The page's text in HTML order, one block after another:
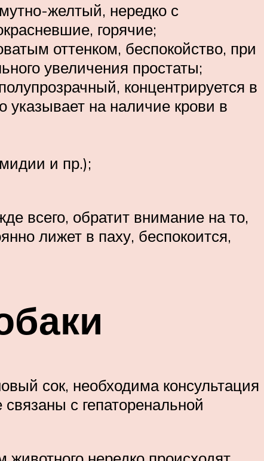
желтый, нередко с
горячие;
оттенком, беспокойство, при
увеличения простаты;
концентрируется в
указывает на наличие крови в
и пр.);
всего, обратит внимание на то,
лижет в паху, беспокоится,
сок, необходима консультация
с гепаторенальной